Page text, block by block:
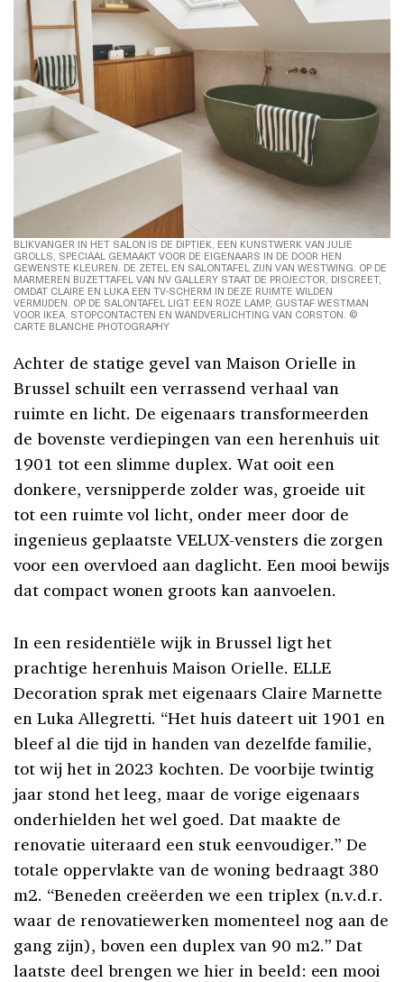
BLIKVANGER IN HET SALON IS DE DIPTIEK, EEN KUNSTWERK VAN JULIE
GROLLS, SPECIAAL GEMAAKT VOOR DE EIGENAARS IN DE DOOR HEN
GEWENSTE KLEUREN. DE ZETEL EN SALONTAFEL ZIJN VAN WESTWING. OP DE
MARMEREN BIJZETTAFEL VAN NV GALLERY STAAT DE PROJECTOR, DISCREET,
OMDAT CLAIRE EN LUKA EEN TV-SCHERM IN DEZE RUIMTE WILDEN
VERMIJDEN. OP DE SALONTAFEL LIGT EEN ROZE LAMP, GUSTAF WESTMAN
VOOR IKEA. STOPCONTACTEN EN WANDVERLICHTING VAN CORSTON. ©
CARTE BLANCHE PHOTOGRAPHY
Achter de statige gevel van Maison Orielle in
Brussel schuilt een verrassend verhaal van
ruimte en licht. De eigenaars transformeerden
de bovenste verdiepingen van een herenhuis uit
1901 tot een slimme duplex. Wat ooit een
donkere, versnipperde zolder was, groeide uit
tot een ruimte vol licht, onder meer door de
ingenieus geplaatste VELUX-vensters die zorgen
voor een overvloed aan daglicht. Een mooi bewijs
dat compact wonen groots kan aanvoelen.
In een residentiële wijk in Brussel ligt het
prachtige herenhuis Maison Orielle. ELLE
Decoration sprak met eigenaars Claire Marnette
en Luka Allegretti. “Het huis dateert uit 1901 en
bleef al die tijd in handen van dezelfde familie,
tot wij het in 2023 kochten. De voorbije twintig
jaar stond het leeg, maar de vorige eigenaars
onderhielden het wel goed. Dat maakte de
renovatie uiteraard een stuk eenvoudiger.” De
totale oppervlakte van de woning bedraagt 380
m2. “Beneden creëerden we een triplex (n.v.d.r.
waar de renovatiewerken momenteel nog aan de
gang zijn), boven een duplex van 90 m2.” Dat
laatste deel brengen we hier in beeld: een mooi